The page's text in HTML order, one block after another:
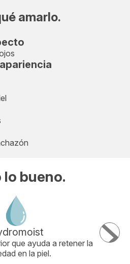
amarlo.
lo bueno.
que ayuda a retener la
en la piel.